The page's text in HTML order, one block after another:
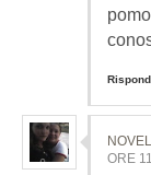
ORE